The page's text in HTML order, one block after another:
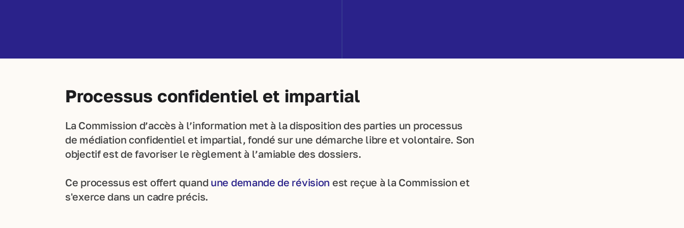
Processus confidentiel et impartial
La Commission d’accès à l’information met à la disposition des parties un processus
de médiation confidentiel et impartial, fondé sur une démarche libre et volontaire. Son
objectif est de favoriser le règlement à l’amiable des dossiers.
Ce processus est offert quand une demande de révision est reçue à la Commission et
s'exerce dans un cadre précis.